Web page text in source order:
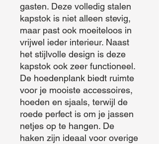
gasten. Deze volledig stalen
kapstok is niet alleen stevig,
maar past ook moeiteloos in
vrijwel ieder interieur. Naast
het stijlvolle design is deze
kapstok ook zeer functioneel.
De hoedenplank biedt ruimte
voor je mooiste accessoires,
hoeden en sjaals, terwijl de
roede perfect is om je jassen
netjes op te hangen. De
haken zijn ideaal voor overige